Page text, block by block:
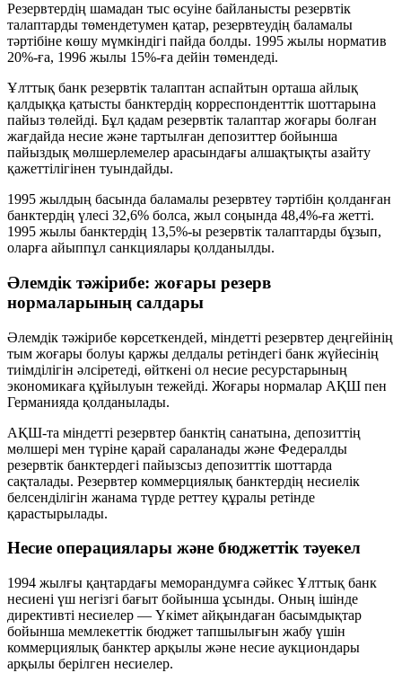
Резервтердің шамадан тыс өсуіне байланысты резервтік
талаптарды төмендетумен қатар, резервтеудің баламалы
тәртібіне көшу мүмкіндігі пайда болды. 1995 жылы норматив
20%-ға, 1996 жылы 15%-ға дейін төмендеді.
Ұлттық банк резервтік талаптан аспайтын орташа айлық
қалдыққа қатысты банктердің корреспонденттік шоттарына
пайыз төлейді. Бұл қадам резервтік талаптар жоғары болған
жағдайда несие және тартылған депозиттер бойынша
пайыздық мөлшерлемелер арасындағы алшақтықты азайту
қажеттілігінен туындайды.
1995 жылдың басында баламалы резервтеу тәртібін қолданған
банктердің үлесі 32,6% болса, жыл соңында 48,4%-ға жетті.
1995 жылы банктердің 13,5%-ы резервтік талаптарды бұзып,
оларға айыппұл санкциялары қолданылды.
Әлемдік тәжірибе: жоғары резерв
нормаларының салдары
Әлемдік тәжірибе көрсеткендей, міндетті резервтер деңгейінің
тым жоғары болуы қаржы делдалы ретіндегі банк жүйесінің
тиімділігін әлсіретеді, өйткені ол несие ресурстарының
экономикаға құйылуын тежейді. Жоғары нормалар АҚШ пен
Германияда қолданылады.
АҚШ-та міндетті резервтер банктің санатына, депозиттің
мөлшері мен түріне қарай сараланады және Федералды
резервтік банктердегі пайызсыз депозиттік шоттарда
сақталады. Резервтер коммерциялық банктердің несиелік
белсенділігін жанама түрде реттеу құралы ретінде
қарастырылады.
Несие операциялары және бюджеттік тәуекел
1994 жылғы қаңтардағы меморандумға сәйкес Ұлттық банк
несиені үш негізгі бағыт бойынша ұсынды. Оның ішінде
директивті несиелер — Үкімет айқындаған басымдықтар
бойынша мемлекеттік бюджет тапшылығын жабу үшін
коммерциялық банктер арқылы және несие аукциондары
арқылы берілген несиелер.